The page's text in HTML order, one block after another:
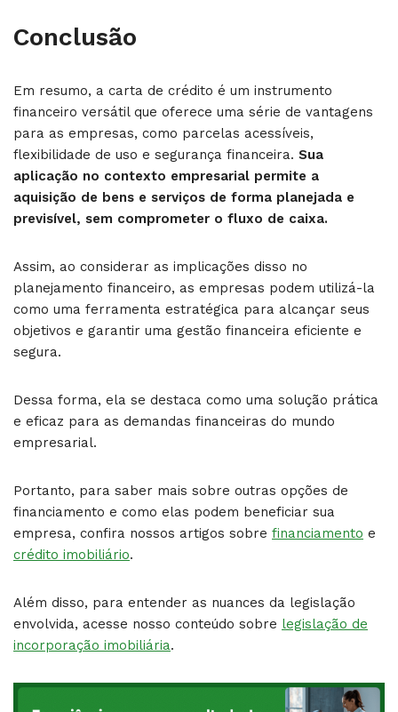
Conclusão
Em resumo, a carta de crédito é um instrumento
financeiro versátil que oferece uma série de vantagens
para as empresas, como parcelas acessíveis,
flexibilidade de uso e segurança financeira. Sua
aplicação no contexto empresarial permite a
aquisição de bens e serviços de forma planejada e
previsível, sem comprometer o fluxo de caixa.
Assim, ao considerar as implicações disso no
planejamento financeiro, as empresas podem utilizá-la
como uma ferramenta estratégica para alcançar seus
objetivos e garantir uma gestão financeira eficiente e
segura.
Dessa forma, ela se destaca como uma solução prática
e eficaz para as demandas financeiras do mundo
empresarial.
Portanto, para saber mais sobre outras opções de
financiamento e como elas podem beneficiar sua
empresa, confira nossos artigos sobre financiamento e
crédito imobiliário.
Além disso, para entender as nuances da legislação
envolvida, acesse nosso conteúdo sobre legislação de
incorporação imobiliária.